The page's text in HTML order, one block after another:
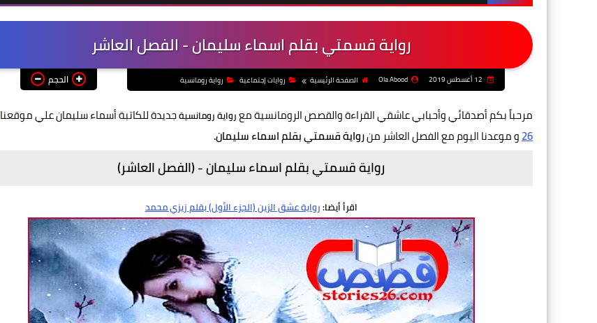
رواية قسمتي بقلم اسماء سليمان - الفصل العاشر
Ola Abood الصفحة الرئيسية روايات إجتماعية رواية رومانسية الحجم
مرحباً بكم أصدقائي وأحبابي عاشقي القراءة والقصص الرومانسية معرواية رومانسيةجديدة للكاتبة أسماء سليمان علي موقعنا
26و موعدنا اليوم مع الفصل العاشر منرواية قسمتي بقلم اسماء سليمان.
رواية قسمتي بقلم اسماء سليمان - (الفصل العاشر)
اقرأ أيضا:رواية عشق الزين (الجزء الأول) بقلم زيزي محمد